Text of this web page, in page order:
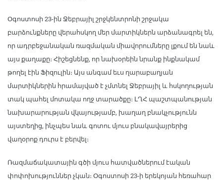
Օգոստոսի 23-ին Ջեբրայիլ շրջկենտրոնի շրջակա
բարձունքները վերահսկող մեր մարտիկներն արձանագրել են,
որ ադրբեջանական ռազմական միավորումները լքում են նաև
այս քաղաքը։ Հիշեցնենք, որ նախօրեին նրանք ինքնակամ
թողել էին Ֆիզուլին։ Այս անգամ եւս ղարաբաղյան
մարտիկներին հրամայված է չմտնել Ջեբրայիլ և հսկողության
տակ պահել մոտակա ողջ տարածքը։ ԼՂՀ պաշտպանության
նախարարության վկայությամբ, խաղաղ բնակչությունն
այստեղից, ինչպես նաև գոտու մյուս բնակավայրերից
վաղօրոք դուրս է բերվել։
Ռազմաճակատային գծի մյուս հատվածներում էական
փոփոխություններ չկան։ Օգոստոսի 23-ի երեկոյան հեռահար